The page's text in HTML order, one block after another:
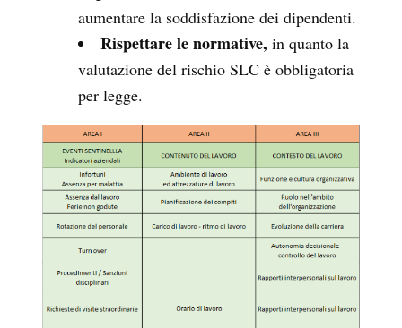
aumentare la soddisfazione dei dipendenti.
Rispettare le normative, in quanto la
valutazione del rischio SLC è obbligatoria
per legge.